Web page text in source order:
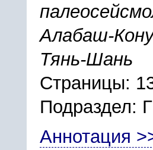
Алабаш-
Тянь-Шань
Страницы:
Аннотация